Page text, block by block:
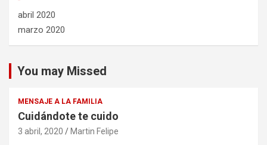
abril 2020
marzo 2020
You may Missed
MENSAJE A LA FAMILIA
Cuidándote te cuido
3 abril, 2020 Martin Felipe